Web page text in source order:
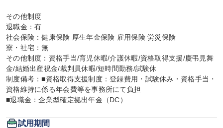
その他制度
退職金：有
社会保険：健康保険 厚生年金保険 雇用保険 労災保険
寮・社宅：無
その他制度：資格手当/育児休暇/介護休暇/資格取得支援/慶弔見舞
金/結婚出産祝金/裁判員休暇/短時間勤務/試験休
制度備考：■資格取得支援制度：登録費用・試験休み・資格手当・
資格維持に係る年会費等を事務所にて負担
■退職金：企業型確定拠出年金（DC）
試用期間